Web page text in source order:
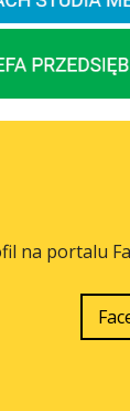
na portalu